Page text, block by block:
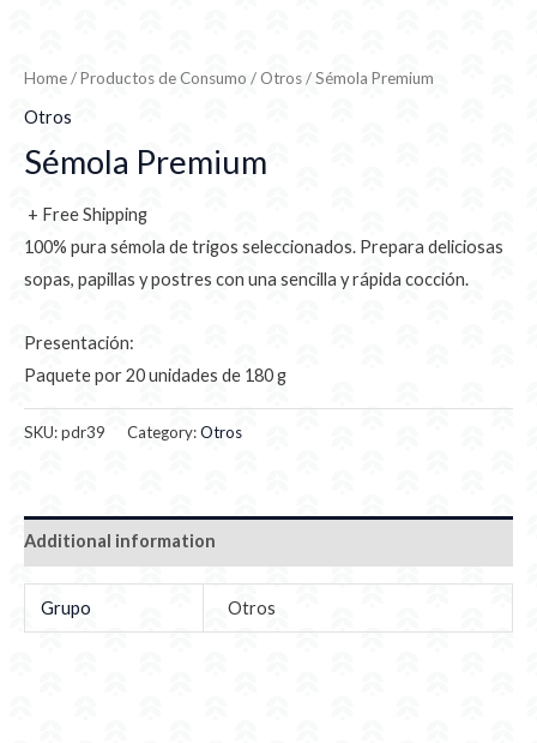
Home/Productos de Consumo / Otros/ Sémola Premium
Otros
Sémola Premium
+ Free Shipping
100% pura sémola de trigos seleccionados. Prepara deliciosas
sopas, papillas y postres con una sencilla y rápida cocción.
Presentación:
Paquete por 20 unidades de 180 g
SKU:pdr39 Category:Otros
Additional information
Grupo Otros